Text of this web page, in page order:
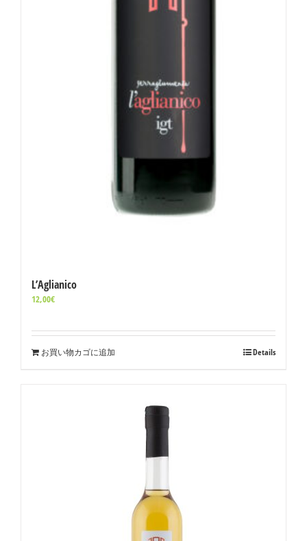
L’Aglianico
12,00€
お買い物カゴに追加 Details